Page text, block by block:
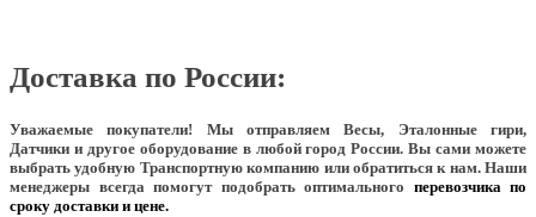
Доставка по России:
Уважаемые покупатели! Мы отправляем Весы, Эталонные гири,
Датчики и другое оборудование в любой город России. Вы сами можете
выбрать удобную Транспортную компанию или обратиться к нам. Наши
менеджеры всегда помогут подобрать оптимального перевозчика по
сроку доставки и цене.